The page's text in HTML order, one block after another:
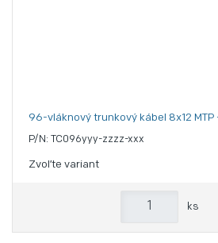
96-vláknový trunkový kábel 8x12 MTP
P/N: TC096yyy-zzzz-xxx
Zvoľte variant
ks